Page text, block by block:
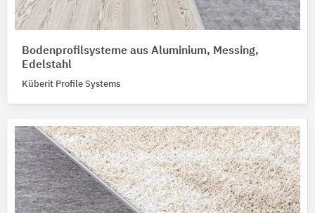
Bodenprofilsysteme aus Aluminium, Messing,
Edelstahl
Küberit Profile Systems